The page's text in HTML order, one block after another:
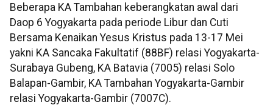
Beberapa KA Tambahan keberangkatan awal dari
Daop 6 Yogyakarta pada periode Libur dan Cuti
Bersama Kenaikan Yesus Kristus pada 13-17 Mei
yakni KA Sancaka Fakultatif (88BF) relasi Yogyakarta-
Surabaya Gubeng, KA Batavia (7005) relasi Solo
Balapan-Gambir, KA Tambahan Yogyakarta-Gambir
relasi Yogyakarta-Gambir (7007C).